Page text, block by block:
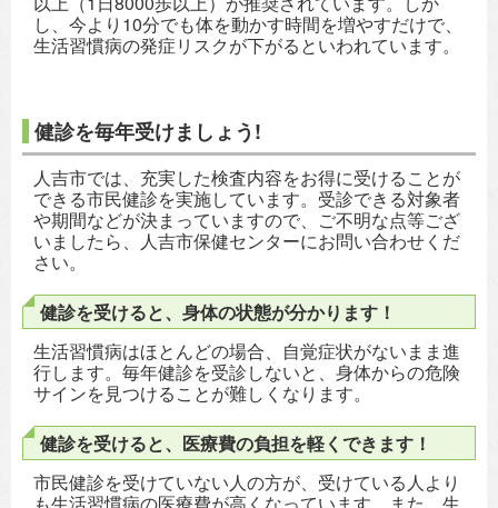
し、今より10分でも体を動かす時間を増やすだけで、
生活習慣病の発症リスクが下がるといわれています。
健診を毎年受けましょう!
人吉市では、充実した検査内容をお得に受けることが
できる市民健診を実施しています。受診できる対象者
や期間などが決まっていますので、ご不明な点等ござ
いましたら、人吉市保健センターにお問い合わせくだ
さい。
健診を受けると、身体の状態が分かります！
生活習慣病はほとんどの場合、自覚症状がないまま進
行します。毎年健診を受診しないと、身体からの危険
サインを見つけることが難しくなります。
健診を受けると、医療費の負担を軽くできます！
市民健診を受けていない人の方が、受けている人より